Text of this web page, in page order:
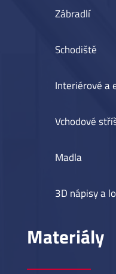
Zábradlí
Schodiště
Interiérové a
Vchodové
Madla
3D nápisy a
Materiály